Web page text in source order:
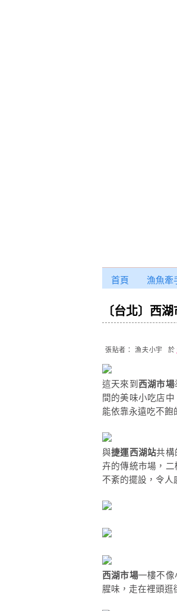
首頁 漁魚牽
〔台北〕西
張貼者：漁夫小宇 於
這天來到 西湖市場
間的美味小吃店
能依靠永遠吃不飽
與捷運西湖站共構
卉的傳統市場，
不紊的擺設，令人
西湖市場一樓不像
腥味，走在裡頭逛